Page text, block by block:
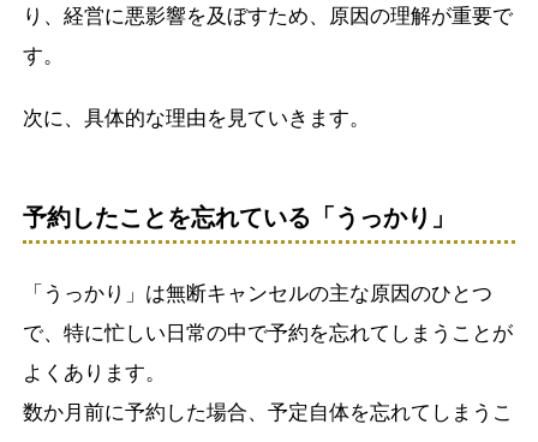
り、経営に悪影響を及ぼすため、原因の理解が重要で
す。
次に、具体的な理由を見ていきます。
予約したことを忘れている「うっかり」
「うっかり」は無断キャンセルの主な原因のひとつ
で、特に忙しい日常の中で予約を忘れてしまうことが
よくあります。
数か月前に予約した場合、予定自体を忘れてしまうこ